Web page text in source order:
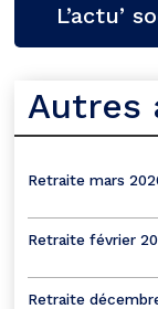
L’actu’
Autres
Retraite mars
Retraite février
Retraite